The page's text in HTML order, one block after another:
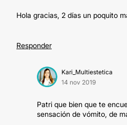
Hola gracias, 2 días un poquito
Responder
Kari_Multiestetica
14 nov 2019
Patri que bien que te
sensación de vómito, de